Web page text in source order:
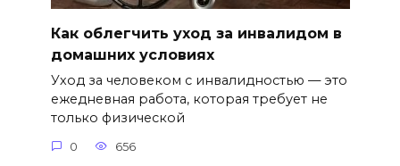
Как облегчить уход за инвалидом в
домашних условиях
Уход за человеком с инвалидностью — это
ежедневная работа, которая требует не
только физической
0 656